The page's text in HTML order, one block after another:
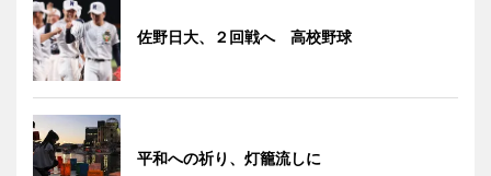
佐野日大、２回戦へ 高校野球
平和への祈り、灯籠流しに